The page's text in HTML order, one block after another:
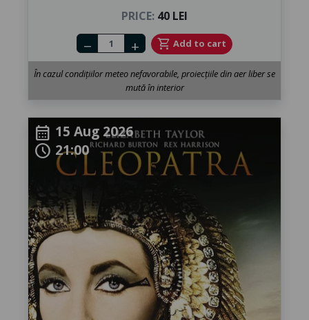
PRICE: 40 LEI
Number of tickets
remove add shopping_cart Add to cart
În cazul condițiilor meteo nefavorabile, proiecțiile din aer liber se
mută în interior
calendar_month 15 Aug 2026
schedule 21:00